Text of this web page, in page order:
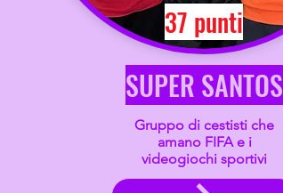
37 punti
SUPER SANTOS
Gruppo di cestisti che
amano FIFA e i
videogiochi sportivi